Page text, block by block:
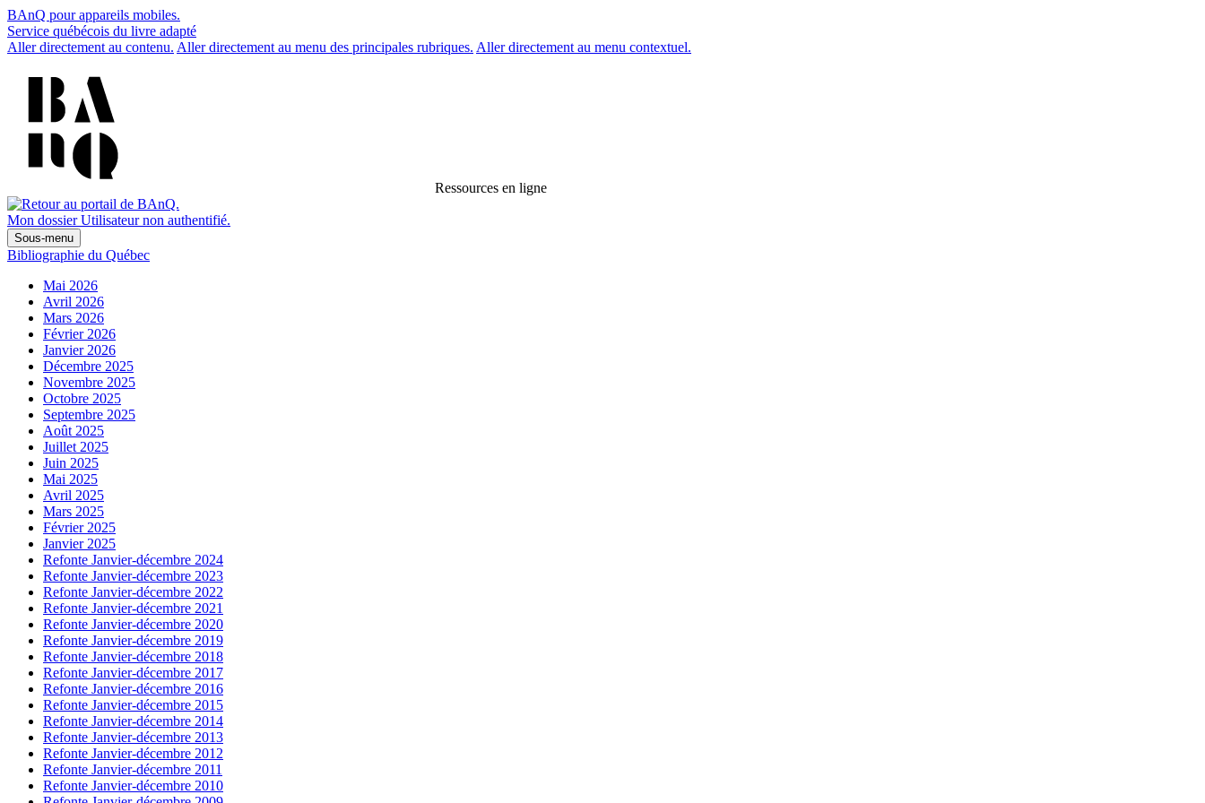
BAnQ pour appareils mobiles.
Service québécois du livre adapté
Aller directement au contenu. Aller directement au menu des principales rubriques. Aller directement au menu contextuel.
Ressources en ligne
Mon dossier Utilisateur non authentifié.
Sous-menu
Bibliographie du Québec
Mai 2026
Avril 2026
Mars 2026
Février 2026
Janvier 2026
Décembre 2025
Novembre 2025
Octobre 2025
Septembre 2025
Août 2025
Juillet 2025
Juin 2025
Mai 2025
Avril 2025
Mars 2025
Février 2025
Janvier 2025
Refonte Janvier-décembre 2024
Refonte Janvier-décembre 2023
Refonte Janvier-décembre 2022
Refonte Janvier-décembre 2021
Refonte Janvier-décembre 2020
Refonte Janvier-décembre 2019
Refonte Janvier-décembre 2018
Refonte Janvier-décembre 2017
Refonte Janvier-décembre 2016
Refonte Janvier-décembre 2015
Refonte Janvier-décembre 2014
Refonte Janvier-décembre 2013
Refonte Janvier-décembre 2012
Refonte Janvier-décembre 2011
Refonte Janvier-décembre 2010